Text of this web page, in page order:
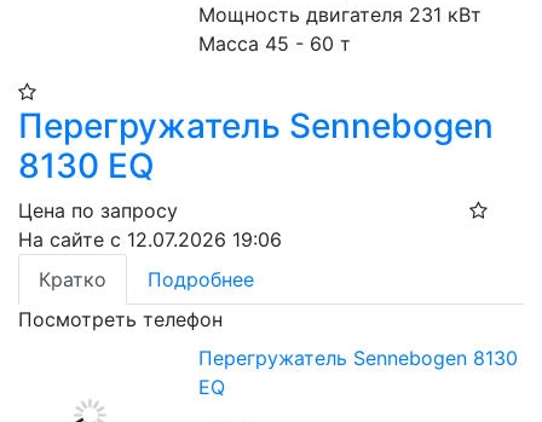
Мощность двигателя 231 кВт
Масса 45 - 60 т
Перегружатель Sennebogen
8130 EQ
Цена по запросу
На сайте с 12.07.2026 19:06
Кратко
Подробнее
Посмотреть телефон
Перегружатель Sennebogen 8130
EQ